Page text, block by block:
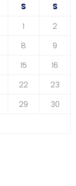
S
S
1
2
8
9
15
16
22
23
29
30